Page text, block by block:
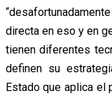
directa en eso y en
tienen diferentes
definen su
Estado que aplica el